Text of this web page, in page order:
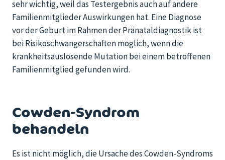
sehr wichtig, weil das Testergebnis auch auf andere
Familienmitglieder Auswirkungen hat. Eine Diagnose
vor der Geburtim Rahmen der Pränataldiagnostikist
bei Risikoschwangerschaften möglich, wenn die
krankheitsauslösendeMutation bei einem betroffenen
Familienmitgliedgefundenwird.
Cowden-Syndrom
behandeln
Es ist nicht möglich, die Ursache des Cowden-Syndroms